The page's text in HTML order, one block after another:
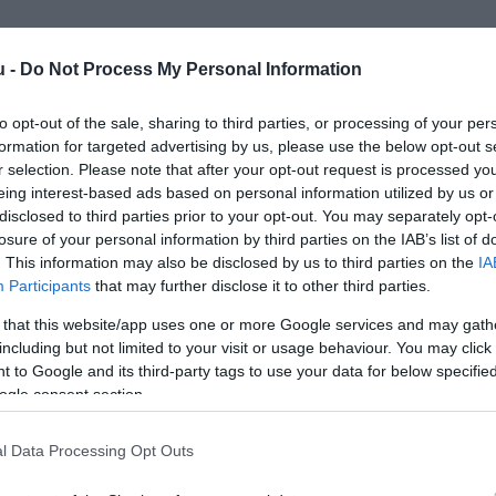
- Do Not Process My Personal Information
opt-out of the sale, sharing to third parties, or processing of your
for targeted advertising by us, please use the below opt-out
selection. Please note that after your opt-out request is processed
interest-based ads based on personal information utilized by us
to third parties prior to your opt-out. You may separately
of your personal information by third parties on the IAB’s list of
This information may also be disclosed by us to third parties on the
Participants that may further disclose it to other third parties.
that this website/app uses one or more Google services and may
but not limited to your visit or usage behaviour. You may
to Google and its third-party tags to use your data for below
consent section.
Data Processing Opt Outs
Mutass többet
ne csak olvass rólunk! Gyorsan tedd le a lájkod
elől! Térj be hozzánk!